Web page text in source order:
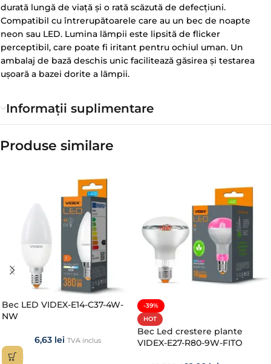
durată lungă de viață și o rată scăzută de defecțiuni.
Compatibil cu întrerupătoarele care au un bec de noapte
neon sau LED. Lumina lămpii este lipsită de flicker
perceptibil, care poate fi iritant pentru ochiul uman. Un
ambalaj de bază deschis unic facilitează găsirea și testarea
ușoară a bazei dorite a lămpii.
Informații suplimentare
Produse similare​
Bec LED VIDEX-E14-C37-4W-
NW
6,63 lei TVA inclus
-39%
HOT
Bec Led crestere plante
VIDEX-E27-R80-9W-FITO